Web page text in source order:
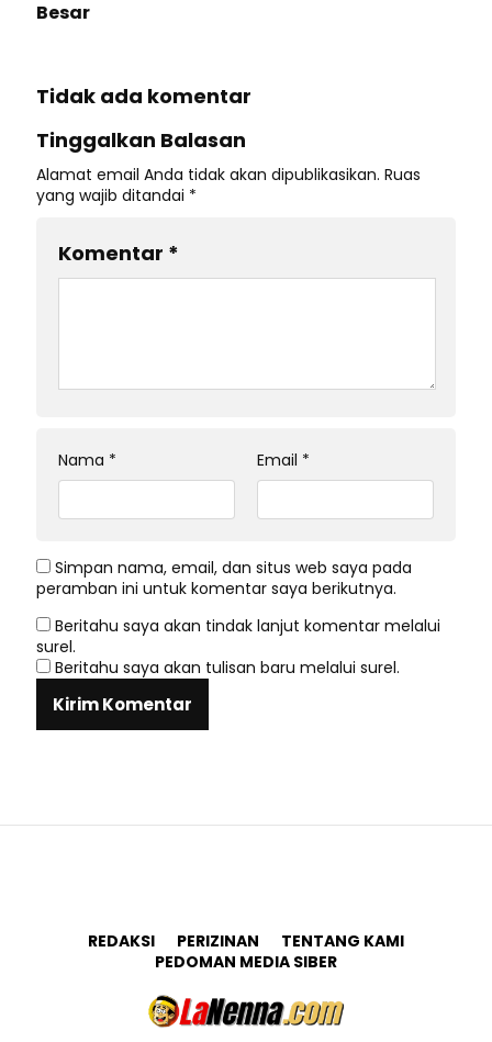
Besar
Tidak ada komentar
Tinggalkan Balasan
Alamat email Anda tidak akan dipublikasikan. Ruas
yang wajib ditandai *
Komentar *
Nama * Email *
Simpan nama, email, dan situs web saya pada
peramban ini untuk komentar saya berikutnya.
Beritahu saya akan tindak lanjut komentar melalui
surel.
Beritahu saya akan tulisan baru melalui surel.
REDAKSI PERIZINAN
TENTANG KAMI
PEDOMAN MEDIA SIBER